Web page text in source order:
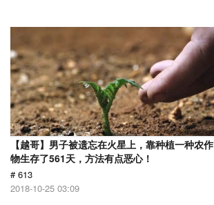
【越哥】男子被遗忘在火星上，靠种植一种农作
物生存了561天，方法有点恶心！
# 613
2018-10-25 03:09